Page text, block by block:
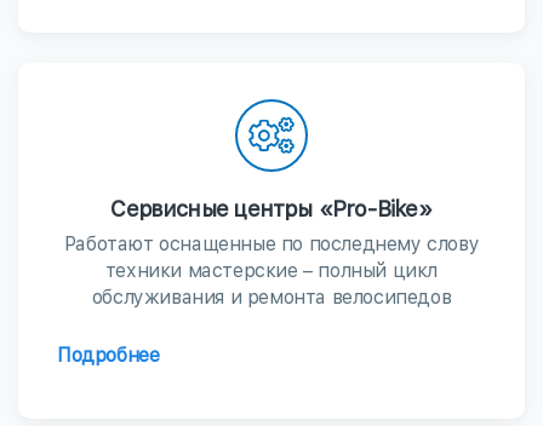
Сервисные центры «Pro-Bike»
Работают оснащенные по последнему слову
техники мастерские – полный цикл
обслуживания и ремонта велосипедов
Подробнее